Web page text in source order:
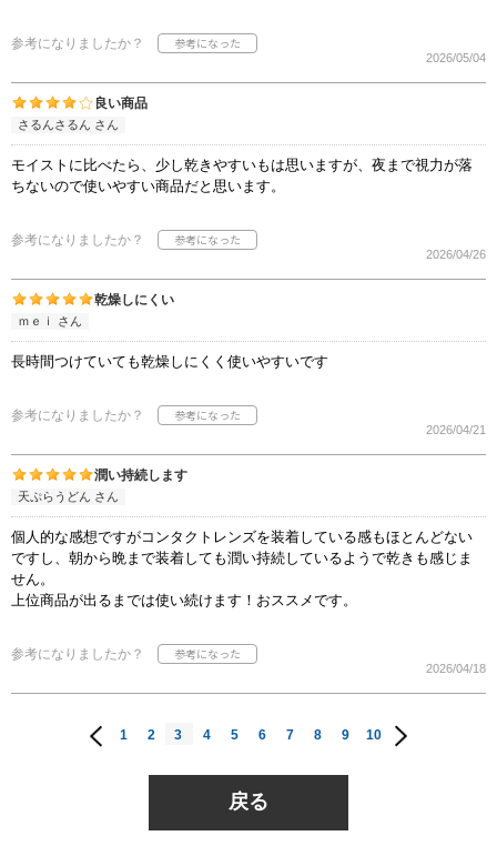
参考になりましたか？
2026/05/04
良い商品
さるんさるん さん
モイストに比べたら、少し乾きやすいもは思いますが、夜まで視力が落
ちないので使いやすい商品だと思います。
参考になりましたか？
2026/04/26
乾燥しにくい
ｍｅｉ さん
長時間つけていても乾燥しにくく使いやすいです
参考になりましたか？
2026/04/21
潤い持続します
天ぷらうどん さん
個人的な感想ですがコンタクトレンズを装着している感もほとんどない
ですし、朝から晩まで装着しても潤い持続しているようで乾きも感じま
せん。
上位商品が出るまでは使い続けます！おススメです。
参考になりましたか？
2026/04/18
1 2 3 4 5 6 7 8 9 10
戻る